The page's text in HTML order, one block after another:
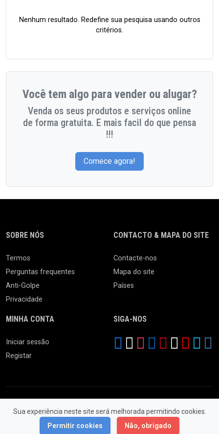
Nenhum resultado. Redefine sua pesquisa usando outros
critérios.
Você tem algo para vender ou alugar?
Venda os seus produtos e serviços online
de forma gratuita. E mais facil do que pensa
!!!
Comece agora!
Sua experiência neste site será melhorada permitindo cookies.
Permitir cookies
Não, obrigado
SOBRE NÓS
Termos
Perguntas frequentes
Anti-Golpe
Privacidade
CONTACTO & MAPA DO SITE
Contacte-nos
Mapa do site
Países
MINHA CONTA
Iniciar sessão
Registar
SIGA-NOS
© 2026 Feira da Ladra. Todos os Direitos Reservados.